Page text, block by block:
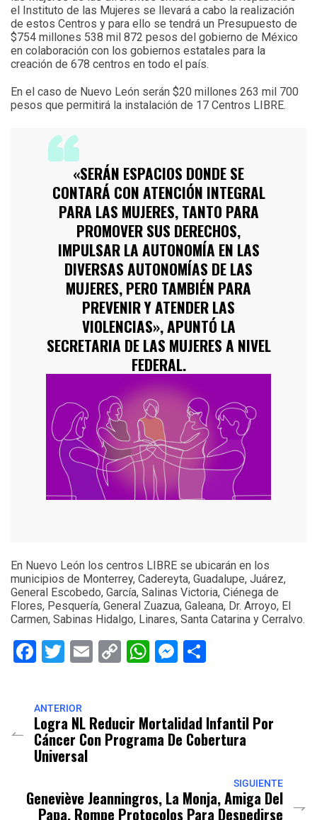
el Instituto de las Mujeres se llevará a cabo la realización
de estos Centros y para ello se tendrá un Presupuesto de
$754 millones 538 mil 872 pesos del gobierno de México
en colaboración con los gobiernos estatales para la
creación de 678 centros en todo el país.
En el caso de Nuevo León serán $20 millones 263 mil 700
pesos que permitirá la instalación de 17 Centros LIBRE.
«SERÁN ESPACIOS DONDE SE
CONTARÁ CON ATENCIÓN INTEGRAL
PARA LAS MUJERES, TANTO PARA
PROMOVER SUS DERECHOS,
IMPULSAR LA AUTONOMÍA EN LAS
DIVERSAS AUTONOMÍAS DE LAS
MUJERES, PERO TAMBIÉN PARA
PREVENIR Y ATENDER LAS
VIOLENCIAS», APUNTÓ LA
SECRETARIA DE LAS MUJERES A NIVEL
FEDERAL.
En Nuevo León los centros LIBRE se ubicarán en los
municipios de Monterrey, Cadereyta, Guadalupe, Juárez,
General Escobedo, García, Salinas Victoria, Ciénega de
Flores, Pesquería, General Zuazua, Galeana, Dr. Arroyo, El
Carmen, Sabinas Hidalgo, Linares, Santa Catarina y Cerralvo.
Facebook
Twitter
EmailCopyWhatsApp
Messenger
ANTERIOR
Logra NL Reducir Mortalidad Infantil Por
Cáncer Con Programa De Cobertura
Universal
SIGUIENTE
Geneviève Jeanningros, La Monja, Amiga Del
Papa, Rompe Protocolos Para Despedirse